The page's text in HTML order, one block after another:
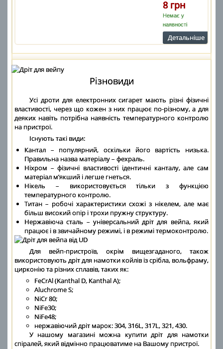
8 грн
Немає у
наявності
Детальнiше
Різновиди
Усі дроти для електронних сигарет мають різні фізичні
властивості, через що кожен з них працює по-різному, а для
деяких навіть потрібна наявність температурного контролю
на пристрої.
Існують такі види:
Кантал – популярний, оскільки його вартість низька.
Правильна назва матеріалу – фехраль.
Ніхром – фізичні властивості ідентичні канталу, але сам
матеріал м’якший і легше гнеться.
Нікель – використовується тільки з функцією
температурного контролю.
Титан – робочі характеристики схожі з нікелем, але має
більш високий опір і трохи пружну структуру.
Нержавіюча сталь – універсальний дріт для вейпа, який
працює і в звичайному режимі, і в режимі термоконтролю.
Для вейп-пристроїв, окрім вищезгаданого, також
використовують дріт для намотки койлів із срібла, вольфраму,
цирконію та різних сплавів, таких як:
FeCrAl (Kanthal D, Kanthal A);
Aluchrome S;
NiCr 80;
NiFe30;
NiFe48;
нержавіючий дріт марок: 304, 316L, 317L, 321, 430.
У нашому магазині можна купити дріт для намотки
спіралей, який відмінно працюватиме на Вашому пристрої.